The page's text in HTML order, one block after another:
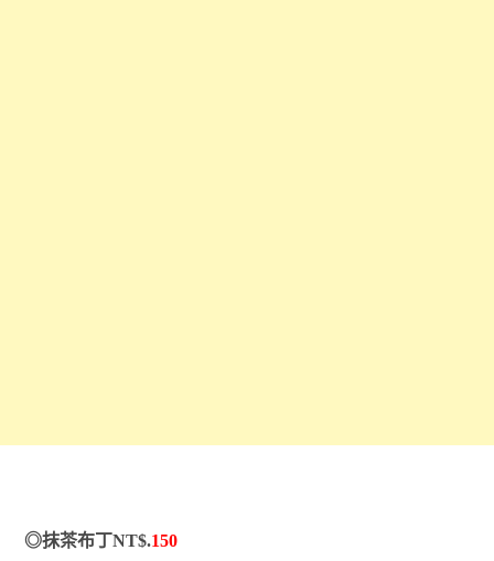
◎抹茶布丁NT$.150